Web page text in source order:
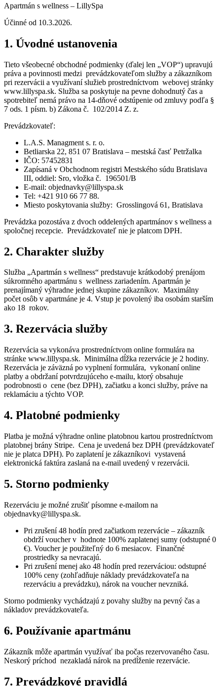
Apartmán s wellness – LillySpa
Účinné od 10.3.2026.
1. Úvodné ustanovenia
Tieto všeobecné obchodné podmienky (ďalej len „VOP“) upravujú
práva a povinnosti medzi prevádzkovateľom služby a zákazníkom
pri rezervácii a využívaní služieb prostredníctvom webovej stránky
www.lillyspa.sk. Služba sa poskytuje na pevne dohodnutý čas a
spotrebiteľ nemá právo na 14-dňové odstúpenie od zmluvy podľa §
7 ods. 1 písm. b) Zákona č. 102/2014 Z. z.
Prevádzkovateľ:
L.A.S. Managment s. r. o.
Betliarska 22, 851 07 Bratislava – mestská časť Petržalka
IČO: 57452831
Zapísaná v Obchodnom registri Mestského súdu Bratislava
III, oddiel: Sro, vložka č. 196501/B
E-mail: objednavky@lillyspa.sk
Tel: +421 910 66 77 88.
Miesto poskytovania služby: Grosslingová 61, Bratislava
Prevádzka pozostáva z dvoch oddelených apartmánov s wellness a
spoločnej recepcie. Prevádzkovateľ nie je platcom DPH.
2. Charakter služby
Služba „Apartmán s wellness“ predstavuje krátkodobý prenájom
súkromného apartmánu s wellness zariadením. Apartmán je
prenajímaný výhradne jednej skupine zákazníkov. Maximálny
počet osôb v apartmáne je 4. Vstup je povolený iba osobám starším
ako 18 rokov.
3. Rezervácia služby
Rezervácia sa vykonáva prostredníctvom online formulára na
stránke www.lillyspa.sk. Minimálna dĺžka rezervácie je 2 hodiny.
Rezervácia je záväzná po vyplnení formulára, vykonaní online
platby a obdržaní potvrdzujúceho e-mailu, ktorý obsahuje
podrobnosti o cene (bez DPH), začiatku a konci služby, práve na
reklamáciu a týchto VOP.
4. Platobné podmienky
Platba je možná výhradne online platobnou kartou prostredníctvom
platobnej brány Stripe. Cena je uvedená bez DPH (prevádzkovateľ
nie je platca DPH). Po zaplatení je zákazníkovi vystavená
elektronická faktúra zaslaná na e-mail uvedený v rezervácii.
5. Storno podmienky
Rezerváciu je možné zrušiť písomne e-mailom na
objednavky@lillyspa.sk.
Pri zrušení 48 hodín pred začiatkom rezervácie – zákazník
obdrží voucher v hodnote 100% zaplatenej sumy (odstupné 0
€). Voucher je použiteľný do 6 mesiacov. Finančné
prostriedky sa nevracajú.
Pri zrušení menej ako 48 hodín pred rezerváciou: odstupné
100% ceny (zohľadňuje náklady prevádzkovateľa na
rezerváciu a prevádzku), nárok na voucher nevzniká.
Storno podmienky vychádzajú z povahy služby na pevný čas a
nákladov prevádzkovateľa.
6. Používanie apartmánu
Zákazník môže apartmán využívať iba počas rezervovaného času.
Neskorý príchod nezakladá nárok na predĺženie rezervácie.
7. Prevádzkové pravidlá